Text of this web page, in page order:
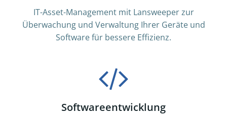
IT-Asset-Management mit Lansweeper zur
Überwachung und Verwaltung Ihrer Geräte und
Software für bessere Effizienz.
Softwareentwicklung